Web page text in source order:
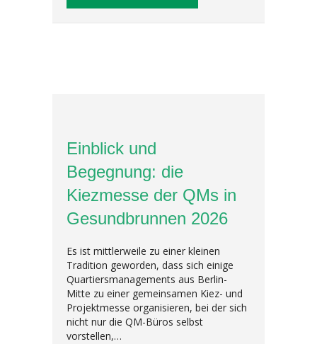
Einblick und
Begegnung: die
Kiezmesse der QMs in
Gesundbrunnen 2026
Es ist mittlerweile zu einer kleinen
Tradition geworden, dass sich einige
Quartiersmanagements aus Berlin-
Mitte zu einer gemeinsamen Kiez- und
Projektmesse organisieren, bei der sich
nicht nur die QM-Büros selbst
vorstellen,…